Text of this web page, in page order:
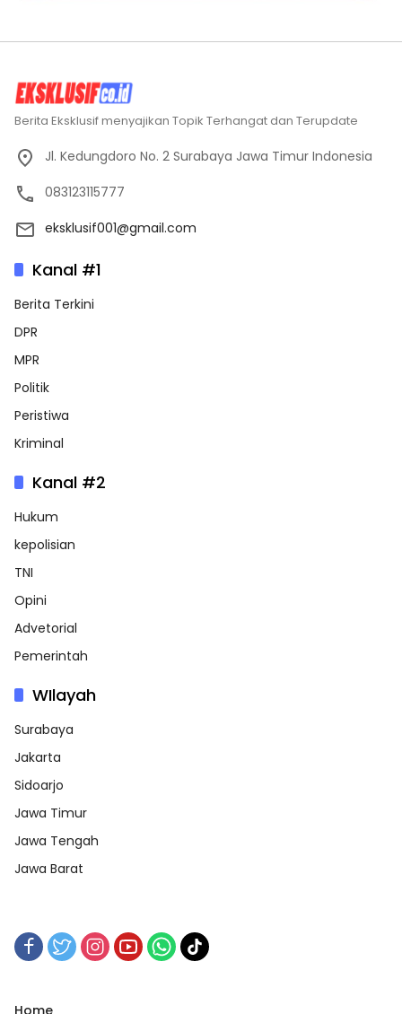
Berita Eksklusif menyajikan Topik Terhangat dan Terupdate
Jl. Kedungdoro No. 2 Surabaya Jawa Timur Indonesia
083123115777
eksklusif001@gmail.com
Kanal #1
Berita Terkini
DPR
MPR
Politik
Peristiwa
Kriminal
Kanal #2
Hukum
kepolisian
TNI
Opini
Advetorial
Pemerintah
WIlayah
Surabaya
Jakarta
Sidoarjo
Jawa Timur
Jawa Tengah
Jawa Barat
Home